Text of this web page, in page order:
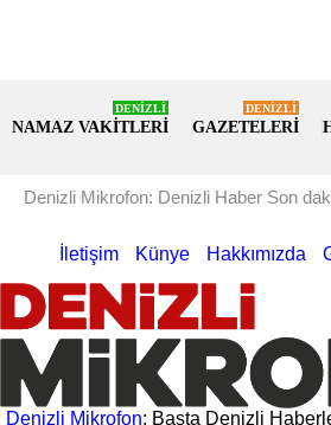
NAMAZ VAKİTLERİ
DENİZLİ
GAZETELERİ
DENİZLİ
Denizli Mikrofon: Denizli Haber Son
İletişim Künye Hakkımızda
Denizli Mikrofon; Başta Denizli